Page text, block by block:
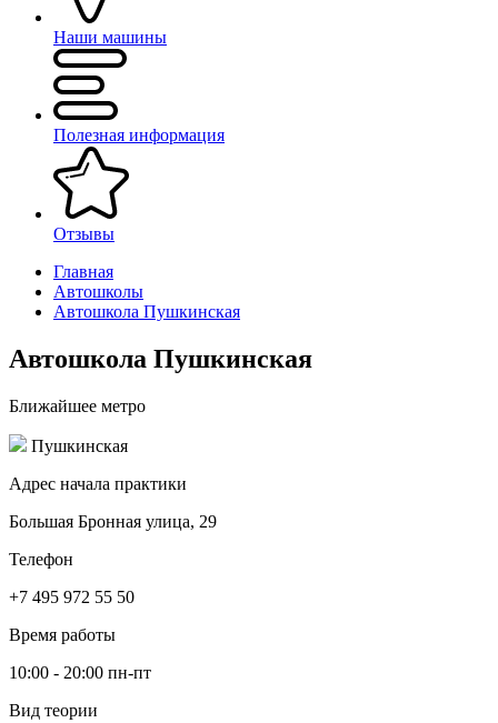
Наши машины
Полезная информация
Отзывы
Главная
Автошколы
Автошкола Пушкинская
Автошкола Пушкинская
Ближайшее метро
Пушкинская
Адрес начала практики
Большая Бронная улица, 29
Телефон
+7 495 972 55 50
Время работы
10:00 - 20:00 пн-пт
Вид теории